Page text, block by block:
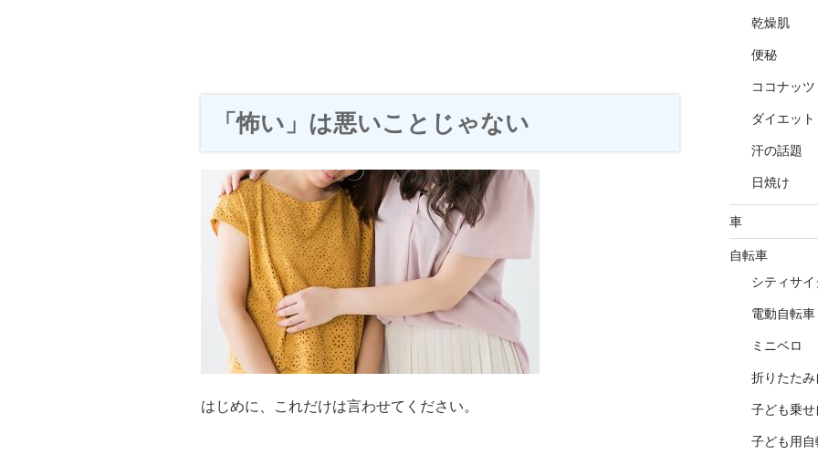
「怖い」は悪いことじゃない
はじめに、これだけは言わせてください。
乾燥肌
便秘
ココナッツ
ダイエット
汗の話題
日焼け
車
自転車
シティサイ
電動自転車
ミニベロ
折りたたみ
子ども乗せ
子ども用自